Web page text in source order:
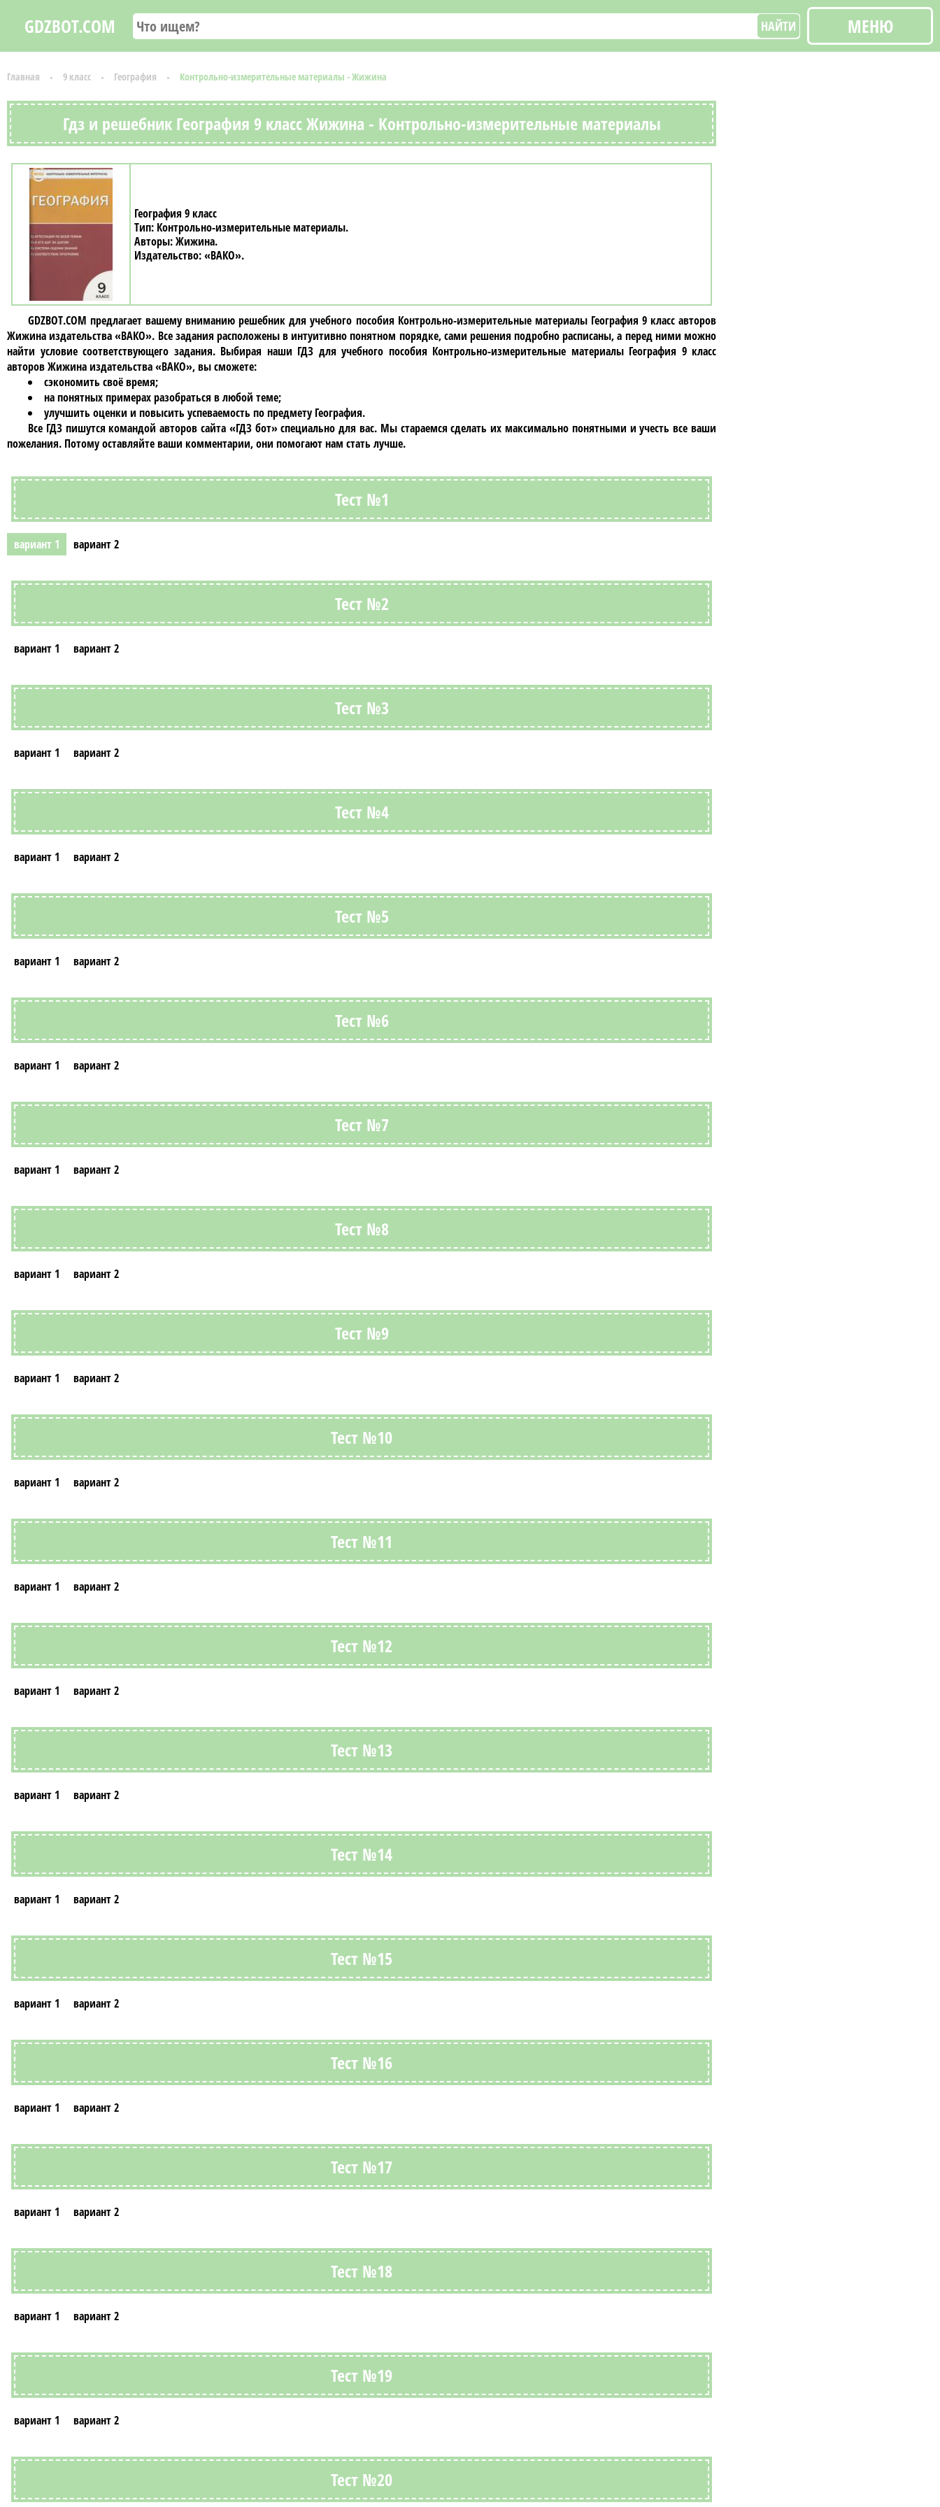
GDZBOT.COM НАЙТИ МЕНЮ
Главная 9 класс География Контрольно-измерительные материалы - Жижина
Гдз и решебник География 9 класс Жижина - Контрольно-измерительные материалы
География 9 класс
Контрольно-измерительные материалы
Жижина
«ВАКО»
GDZBOT.COM предлагает вашему вниманию решебник для учебного пособия Контрольно-измерительные материалы География 9 класc авторов
Жижина издательства «ВАКО». Все задания расположены в интуитивно понятном порядке, сами решения подробно расписаны, а перед ними можно
найти условие соответствующего задания. Выбирая наши ГДЗ для учебного пособия Контрольно-измерительные материалы География 9 класc
авторов Жижина издательства «ВАКО», вы сможете:
сэкономить своё время;
на понятных примерах разобраться в любой теме;
улучшить оценки и повысить успеваемость по предмету География.
Все ГДЗ пишутся командой авторов сайта «ГДЗ бот» специально для вас. Мы стараемся сделать их максимально понятными и учесть все ваши
пожелания. Потому оставляйте ваши комментарии, они помогают нам стать лучше.
Тест №1
вариант 1 вариант 2
Тест №2
вариант 1 вариант 2
Тест №3
вариант 1 вариант 2
Тест №4
вариант 1 вариант 2
Тест №5
вариант 1 вариант 2
Тест №6
вариант 1 вариант 2
Тест №7
вариант 1 вариант 2
Тест №8
вариант 1 вариант 2
Тест №9
вариант 1 вариант 2
Тест №10
вариант 1 вариант 2
Тест №11
вариант 1 вариант 2
Тест №12
вариант 1 вариант 2
Тест №13
вариант 1 вариант 2
Тест №14
вариант 1 вариант 2
Тест №15
вариант 1 вариант 2
Тест №16
вариант 1 вариант 2
Тест №17
вариант 1 вариант 2
Тест №18
вариант 1 вариант 2
Тест №19
вариант 1 вариант 2
Тест №20